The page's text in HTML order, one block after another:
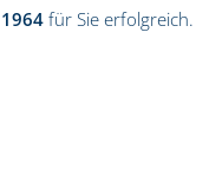
1964 für Sie erfolgreich.